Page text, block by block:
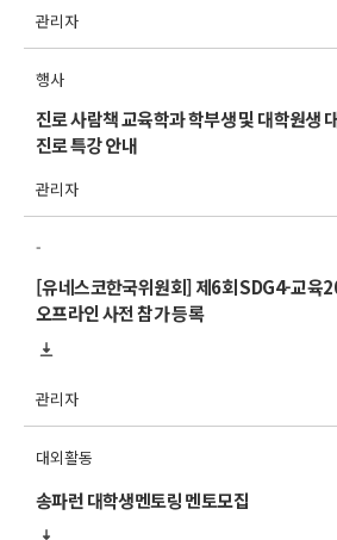
관리자
행사
진로 사람책 교육학과 학부생 및 대학원생
진로 특강 안내
관리자
-
[유네스코한국위원회] 제6회 SDG4-교육
오프라인 사전 참가 등록
관리자
대외활동
송파런 대학생멘토링 멘토모집